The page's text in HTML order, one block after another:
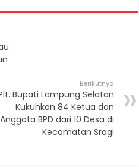
Berikutnya
Bupati Lampung Selatan
Kukuhkan 84 Ketua dan
Anggota BPD dari 10 Desa di
Kecamatan Sragi